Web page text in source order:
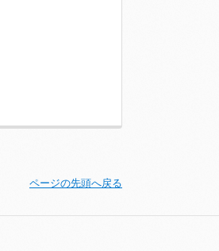
ページの先頭へ戻る